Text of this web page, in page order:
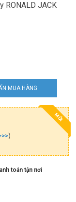
RONALD JACK
MUA HÀNG
MỚI
)
toán tận nơi